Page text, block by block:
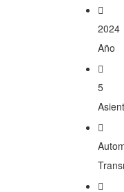
2024
Año
5